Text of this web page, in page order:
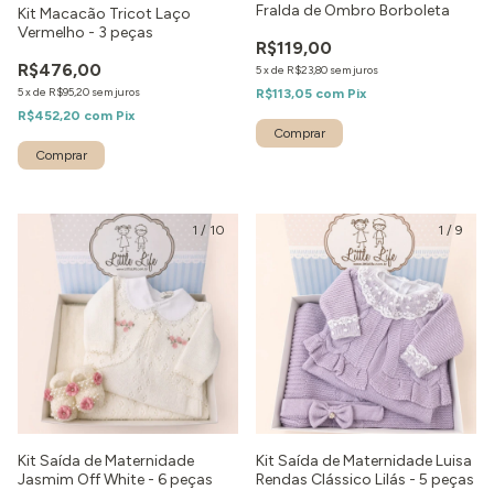
Kit Macacão Tricot Laço
Vermelho - 3 peças
R$476,00
5xde R$95,20 sem juros
R$452,20 com Pix
Comprar
Fralda de Ombro Borboleta
R$119,00
5xde R$23,80 sem juros
R$113,05 com Pix
1 / 10
Kit Saída de Maternidade
Jasmim Off White - 6 peças
1 / 9
Kit Saída de Maternidade Luisa
Rendas Clássico Lilás - 5 peças